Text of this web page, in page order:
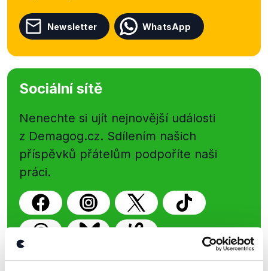
Newsletter WhatsApp
Sociální sítě
Nenechte si ujít nejnovější události
z Demagog.cz. Sdílením našich
příspěvků přátelům podpoříte naši
práci.